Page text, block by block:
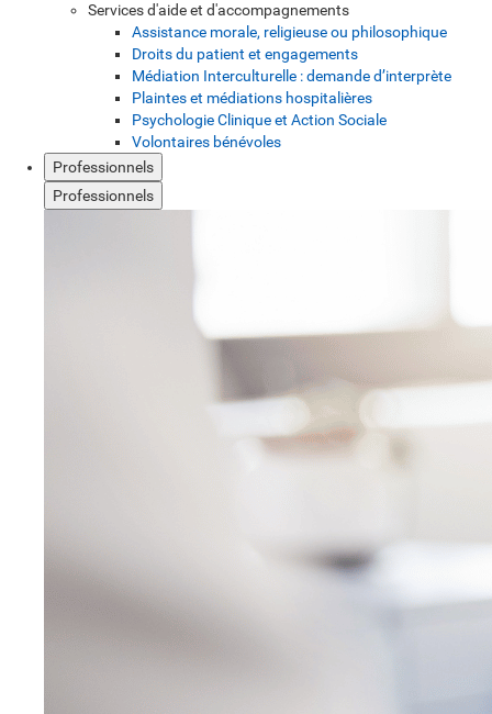
Services d'aide et d'accompagnements
Assistance morale, religieuse ou philosophique
Droits du patient et engagements
Médiation Interculturelle : demande d’interprète
Plaintes et médiations hospitalières
Psychologie Clinique et Action Sociale
Volontaires bénévoles
Professionnels
Professionnels